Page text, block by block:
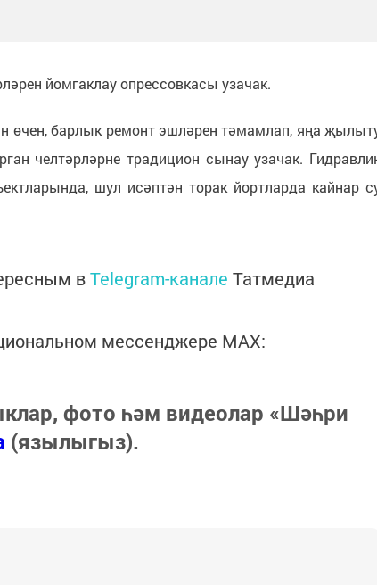
йомгаклау опрессовкасы узачак.
өчен, барлык ремонт эшләрен тәмамлап, яңа
челтәрләрне традицион сынау узачак.
шул исәптән торак йортларда кайнар
вTelegram-канале Татмедиа
мессенджере MАХ:
фото һәм видеолар «Шәһри
(язылыгыз).